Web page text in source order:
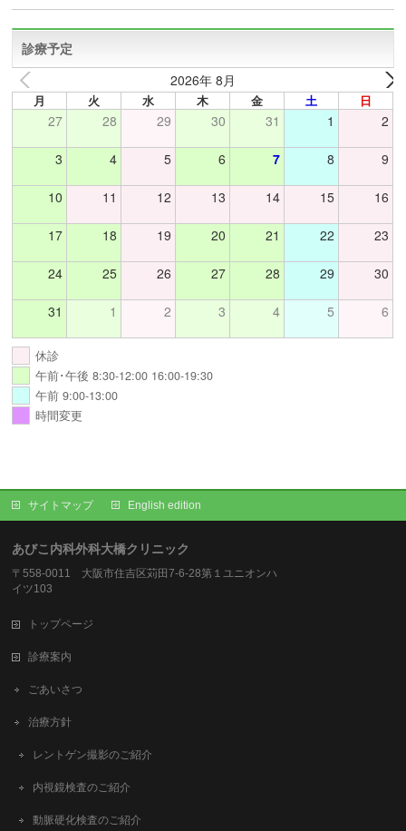
診療予定
2026年 8月
月 火 水 木 金 土 日
27 28 29 30 31 1 2
3 4 5 6 7 8 9
10 11 12 13 14 15 16
17 18 19 20 21 22 23
24 25 26 27 28 29 30
31 1 2 3 4 5 6
休診
午前･午後 8:30-12:00 16:00-19:30
午前 9:00-13:00
時間変更
サイトマップ English edition
あびこ内科外科大橋クリニック
〒558-0011 大阪市住吉区苅田7-6-28第１ユニオンハ
イツ103
トップページ
診療案内
ごあいさつ
治療方針
レントゲン撮影のご紹介
内視鏡検査のご紹介
動脈硬化検査のご紹介